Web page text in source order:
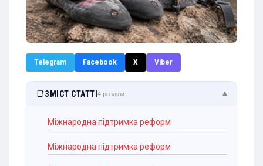
Telegram Facebook X Viber
📑ЗМІСТ СТАТТІ 4 розділи ▾
Міжнародна підтримка реформ
Міжнародна підтримка реформ